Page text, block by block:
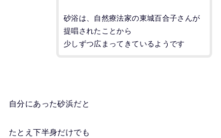
砂浴は、自然療法家の東城百合子さんが
提唱されたことから
少しずつ広まってきているようです
自分にあった砂浜だと
たとえ下半身だけでも